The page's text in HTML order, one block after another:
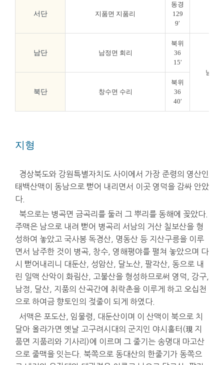
서단 지품면 지품리
동경
129
9′
남단 남정면 회리
북위
36
15′
남북
북단 창수면 수리
북위
36
40′
지형
경상북도와 강원특별자치도 사이에서 가장 준령의 영산인
태백산맥이 동남으로 뻗어 내리면서 이곳 영덕을 감싸 안았
다.
북으로는 병곡면 금곡리를 둘러 그 뿌리를 동해에 꽂았다.
주맥은 남으로 내려 뻗어 병곡리 서남의 거산 칠보산을 형
성하여 놓았고 국사봉 독경산, 명동산 등 지산구릉을 이루
면서 남주한 것이 병곡, 창수, 영해평야를 펼쳐 놓았으며 다
시 뻗어내리니 대둔산, 성암산, 달노산, 팔각산, 동으로 내
린 일맥 산악이 화림산, 고불산을 형성하므로써 영덕, 강구,
남정, 달산, 지품의 산곡간에 취락촌을 이루게 하고 오십천
으로 하여금 향토인의 젖줄이 되게 하였다.
서맥은 포도산, 임물령, 대둔산이며 이 산맥이 북으로 치
달아 올라가면 옛날 고구려시대의 군지인 야시홀터(現 지
품면 지품리와 기사리)에 이르며 그 줄기는 송명대 마고산
으로 줄맥을 잇는다. 북쪽으로 동대산의 한줄기가 동쪽으